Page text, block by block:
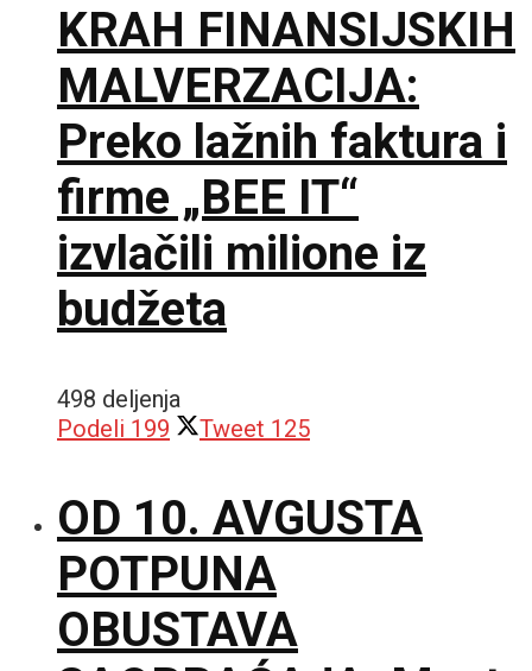
KRAH FINANSIJSKIH
MALVERZACIJA:
Preko lažnih faktura i
firme „BEE IT“
izvlačili milione iz
budžeta
498 deljenja
Podeli 199 Tweet 125
OD 10. AVGUSTA
POTPUNA
OBUSTAVA